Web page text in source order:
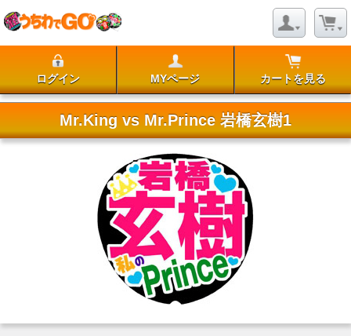
ログイン MYページ カートを見る
Mr.King vs Mr.Prince 岩橋玄樹1